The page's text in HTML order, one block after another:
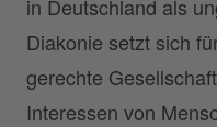
in Deutschland als
Diakonie setzt sich
gerechte
Interessen von